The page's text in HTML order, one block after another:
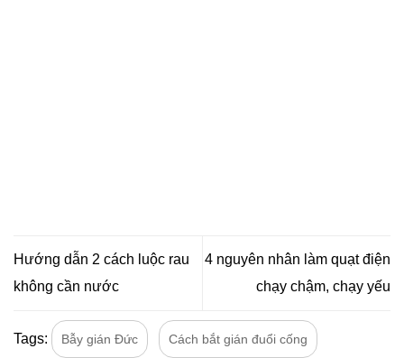
Hướng dẫn 2 cách luộc rau
không cần nước
4 nguyên nhân làm quạt điện
chạy chậm, chạy yếu
Tags: Bẫy gián Đức Cách bắt gián đuổi cống